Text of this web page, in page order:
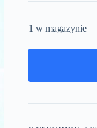
1 w magazynie